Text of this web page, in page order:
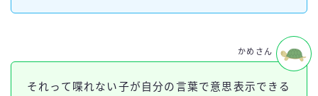
それって喋れない子が自分の言葉で意思表示できる
かめさん